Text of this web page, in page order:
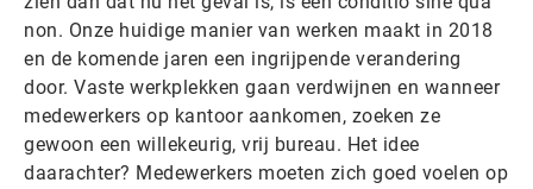
non. Onze huidige manier van werken maakt in 2018
en de komende jaren een ingrijpende verandering
door. Vaste werkplekken gaan verdwijnen en wanneer
medewerkers op kantoor aankomen, zoeken ze
gewoon een willekeurig, vrij bureau. Het idee
daarachter? Medewerkers moeten zich goed voelen op